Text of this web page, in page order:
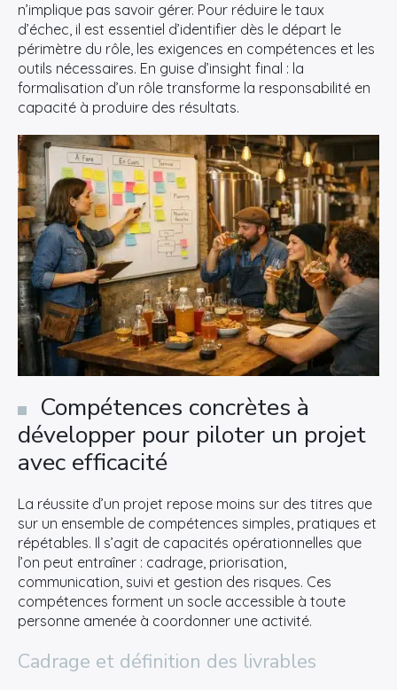
n’implique pas savoir gérer. Pour réduire le taux
d’échec, il est essentiel d’identifier dès le départ le
périmètre du rôle, les exigences en compétences et les
outils nécessaires. En guise d’insight final : la
formalisation d’un rôle transforme la responsabilité en
capacité à produire des résultats.
Compétences concrètes à
développer pour piloter un projet
avec efficacité
La réussite d’un projet repose moins sur des titres que
sur un ensemble de compétences simples, pratiques et
répétables. Il s’agit de capacités opérationnelles que
l’on peut entraîner : cadrage, priorisation,
communication, suivi et gestion des risques. Ces
compétences forment un socle accessible à toute
personne amenée à coordonner une activité.
Cadrage et définition des livrables